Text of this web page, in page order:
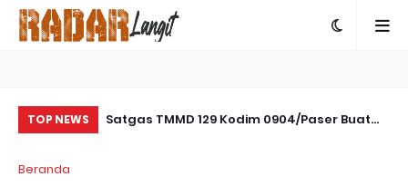
TOP NEWS
Satgas TMMD 129 Kodim 0904/Paser Buat
Beranda